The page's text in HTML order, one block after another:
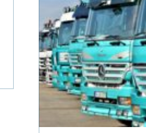
och tiden efter att barnet
är fött. För må...